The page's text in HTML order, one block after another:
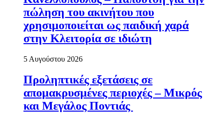
πώληση του ακινήτου που
χρησιμοποιείται ως παιδική χαρά
στην Κλειτορία σε ιδιώτη
5 Αυγούστου 2026
Προληπτικές εξετάσεις σε
απομακρυσμένες περιοχές – Μικρός
και Μεγάλος Ποντιάς